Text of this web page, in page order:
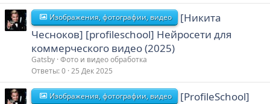
Изображения, фотографии, видео
[Никита
Чесноков] [profileschool] Нейросети для
коммерческого видео (2025)
Gatsby Фото и видео обработка
Ответы 0 25 Дек 2025
Изображения, фотографии, видео
[ProfileSchool]